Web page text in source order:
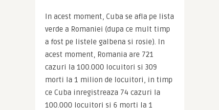
In acest moment, Cuba se afla pe lista
verde a Romaniei (dupa ce mult timp
a fost pe listele galbena si rosie). In
acest moment, Romania are 721
cazuri la 100.000 locuitori si 309
morti la 1 milion de locuitori, in timp
ce Cuba inregistreaza 74 cazuri la
100.000 locuitori si 6 morti la 1